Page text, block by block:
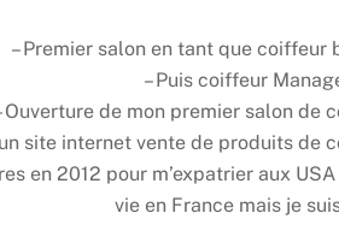
– Premier salon en tant que coiffeur
– Puis coiffeur
Ouverture de mon premier salon de
site internet vente de produits de
en 2012 pour m’expatrier aux
vie en France mais je